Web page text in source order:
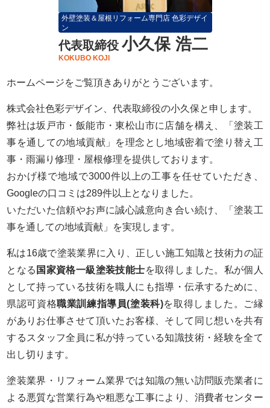
外壁塗装＆屋根リフォーム専門店 色彩デザイ
ン
代表取締役 小久保 浩二
KOKUBO KOJI
ホームページをご覧頂きありがとうございます。
株式会社色彩デザイン、代表取締役の小久保と申します。
弊社は坂戸市・飯能市・東松山市に店舗を構え、「塗装工
事を通しての地域貢献」を理念とし地域密着で塗り替え工
事・雨漏り修理・屋根修理を提供しております。
おかげ様で地域で3000件以上の工事を任せていただき、
Googleの口コミは289件以上となりました。
いただいた信頼やお声に誠心誠意向き合い続け、「塗装工
事を通しての地域貢献」を実現します。
私は16歳で塗装業界に入り、正しい施工知識と技術力の証
となる 国家資格一級塗装技能士を取得しました。私が個人
として持っている技術を職人にも指導・伝承するために、
県認可資格職業訓練指導員(塗装科)を取得しました。ご縁
がありお仕事させて頂いたお客様、そして同じ想いを共有
するスタッフ全員に私が持っている知識技術・経験を全て
出し切ります。
塗装業界・リフォーム業界では知識の無い訪問販売業者に
よる悪質な営業行為や粗悪な工事により、消費者センター